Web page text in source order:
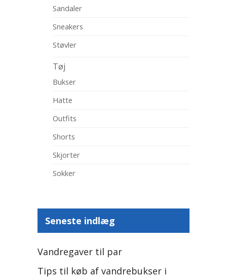
Sandaler
Sneakers
Støvler
Tøj
Bukser
Hatte
Outfits
Shorts
Skjorter
Sokker
Seneste indlæg
Vandregaver til par
Tips til køb af vandrebukser i